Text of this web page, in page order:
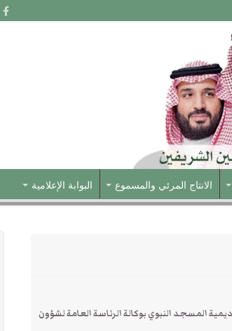
الانتاج المرئي والمسموع البوابة الإعلامية
المسجد النبوي بوكالة الرئاسة العامة لشؤون